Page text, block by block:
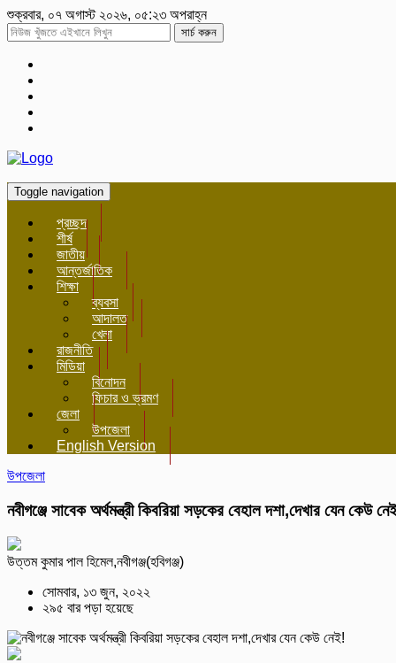
শুক্রবার, ০৭ অগাস্ট ২০২৬, ০৫:২৩ অপরাহ্ন
সার্চ করুন
Toggle navigation
প্রচ্ছদ
শীর্ষ
জাতীয়
আন্তর্জাতিক
শিক্ষা
ব্যবসা
আদালত
খেলা
রাজনীতি
মিডিয়া
বিনোদন
ফিচার ও ভ্রমণ
জেলা
উপজেলা
English Version
উপজেলা
নবীগঞ্জে সাবেক অর্থমন্ত্রী কিবরিয়া সড়কের বেহাল দশা,দেখার যেন কেউ
উত্তম কুমার পাল হিমেল,নবীগঞ্জ(হবিগঞ্জ)
সোমবার, ১৩ জুন, ২০২২
২৯৫ বার পড়া হয়েছে